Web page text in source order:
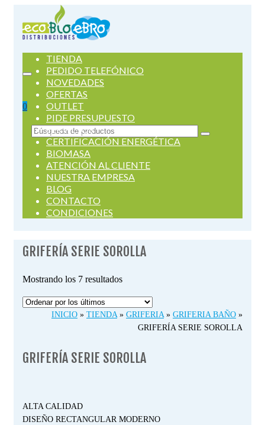
0
Buscar
por:
TIENDA
PEDIDO TELEFÓNICO
NOVEDADES
OFERTAS
OUTLET
PIDE PRESUPUESTO
SERVICIOS
CERTIFICACIÓN ENERGÉTICA
BIOMASA
ATENCIÓN AL CLIENTE
NUESTRA EMPRESA
BLOG
CONTACTO
CONDICIONES
GRIFERÍA SERIE SOROLLA
Mostrando los 7 resultadosOrdenado
últimos
INICIO » TIENDA » GRIFERIA » GRIFERIA BAÑO »
GRIFERÍA SERIE SOROLLA
GRIFERÍA SERIE SOROLLA
ALTA CALIDAD
DISEÑO RECTANGULAR MODERNO